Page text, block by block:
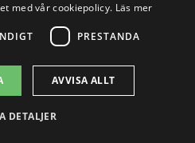
passar dina
fylla i en enkel
du snart svar från
så sätt sparar du
med vår cookiepolicy. Läs mer
PRESTANDA
AVVISA ALLT
DETALJER